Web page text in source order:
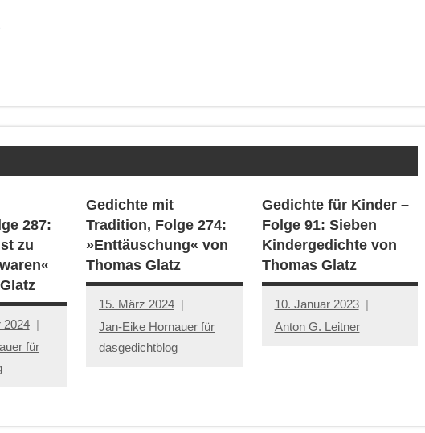
287:
zu
2024
für
Gedichte mit
Tradition, Folge 274:
»Enttäuschung« von
Thomas Glatz
15. März 2024
Jan-Eike Hornauer für
dasgedichtblog
Gedichte für Kinder –
Folge 91: Sieben
Kindergedichte von
Thomas Glatz
10. Januar 2023
Anton G. Leitner